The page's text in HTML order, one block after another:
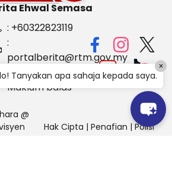
Ehwal Semasa
: +60322823119
:
portalberita@rtm.gov.my
: Aduan &
Maklum balas
@
Hak Cipta | Penafian | Polisi
Tanyakan apa sahaja kepada saya.
×